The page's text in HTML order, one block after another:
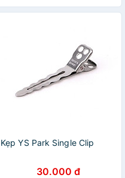
Kẹp YS Park Single Clip
30.000 đ